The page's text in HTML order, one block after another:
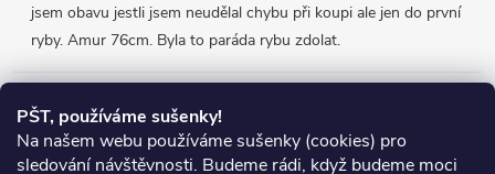
PŠT, používáme sušenky!
Na našem webu používáme sušenky (cookies) pro
sledování návštěvnosti. Budeme rádi, když budeme moci
jsem obavu jestli jsem neudělal chybu při koupi ale jen do první
ryby. Amur 76cm. Byla to paráda rybu zdolat.
Přijímáme online platby